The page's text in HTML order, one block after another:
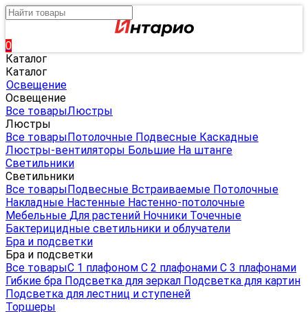
0
Каталог
Каталог
Освещение
Освещение
Все товарыЛюстры
Люстры
Все товарыПотолочные Подвесные Каскадные
Люстры-вентиляторы Большие На штанге
Светильники
Светильники
Все товарыПодвесные Встраиваемые Потолочные
Накладные Настенные Настенно-потолочные
Мебельные Для растений Ночники Точечные
Бактерицидные светильники и облучатели
Бра и подсветки
Бра и подсветки
Все товарыС 1 плафоном С 2 плафонами С 3 плафонами
Гибкие бра Подсветка для зеркал Подсветка для картин
Подсветка для лестниц и ступеней
Торшеры